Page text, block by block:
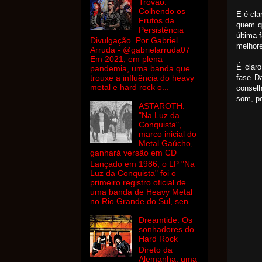
E é
quem
última
É
fase
som,
Colhendo os
Frutos da
Persistência
Divulgação Por Gabriel
Arruda - @gabrielarruda07
Em 2021, em plena
pandemia, uma banda que
trouxe a influência do heavy
metal e hard rock o...
ASTAROTH:
"Na Luz da
Conquista",
marco inicial do
Metal Gaúcho,
ganhará versão em CD
Lançado em 1986, o LP "Na
Luz da Conquista" foi o
primeiro registro oficial de
uma banda de Heavy Metal
no Rio Grande do Sul, sen...
Dreamtide: Os
sonhadores do
Hard Rock
Direto da
Alemanha, uma